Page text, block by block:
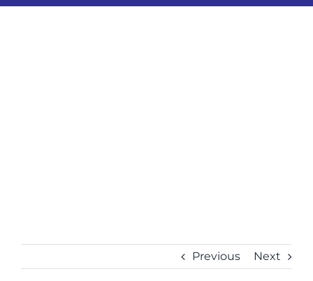
Previous Next